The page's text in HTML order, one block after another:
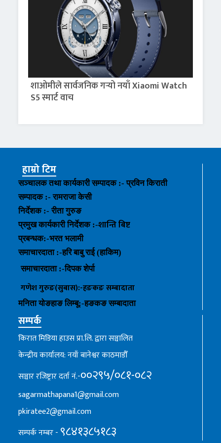
शाओमीले सार्वजनिक गर्‍यो नयाँ Xiaomi Watch
S5 स्मार्ट वाच
हाम्रो टिम
सञ्चालक तथा कार्यकारी सम्पादक :- प्रविन किराती
सम्पादक :- रामराजा केसी
निर्देशक :- रीता गुरुङ
प्रमुख कार्यकारी निर्देशक :-शान्ति बिष्ट
प्रबन्धक:-भरत भलामी
समाचारदाता :-हरि बाबु राई (हाकिम)
समाचारदाता :-दिपक शेर्पा
गणेश गुरुङ(सुबास):-हङकङसम्बादाता
मनिता योङहाङलिम्बू:-हङकङ सम्बादाता
सम्पर्क
किरात मिडिया हाउस प्रा.लि. द्वारा सञ्चालित
केन्द्रीय कार्यालय: नयाँ बानेश्वर काठमाडौँ
सञ्चार रजिष्ट्रार दर्ता नं.-००२९५/०८१-०८२
sagarmathapana1@gmail.com
pkiratee2@gmail.com
सम्पर्क नम्बर - ९८४१३८५१८३